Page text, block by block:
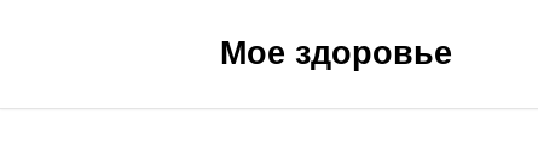
Мое здоровье